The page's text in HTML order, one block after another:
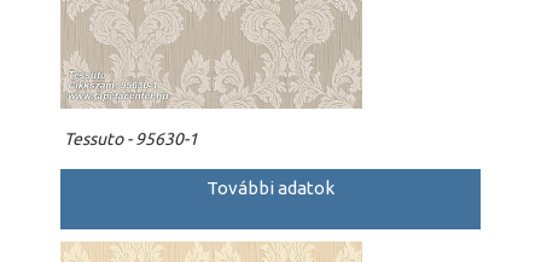
Tessuto - 95630-1
További adatok